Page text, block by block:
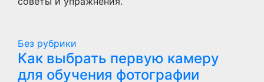
Без рубрики
Как выбрать первую камеру
для обучения фотографии